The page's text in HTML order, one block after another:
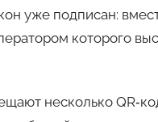
уже подписан:
которого
несколько